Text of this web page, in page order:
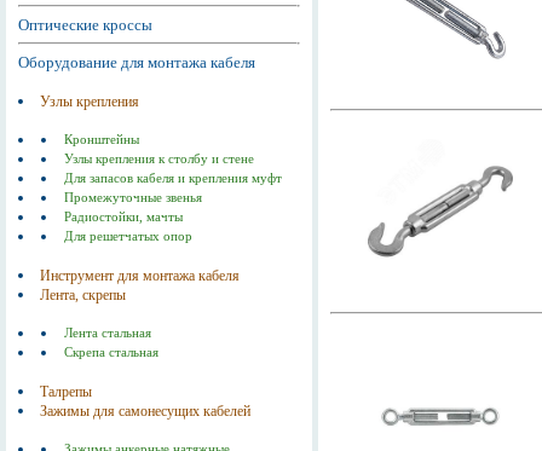
Оптические кроссы
Оборудование для монтажа кабеля
Узлы крепления
Кронштейны
Узлы крепления к столбу и стене
Для запасов кабеля и крепления муфт
Промежуточные звенья
Радиостойки, мачты
Для решетчатых опор
Инструмент для монтажа кабеля
Лента, скрепы
Лента стальная
Скрепа стальная
Талрепы
Зажимы для самонесущих кабелей